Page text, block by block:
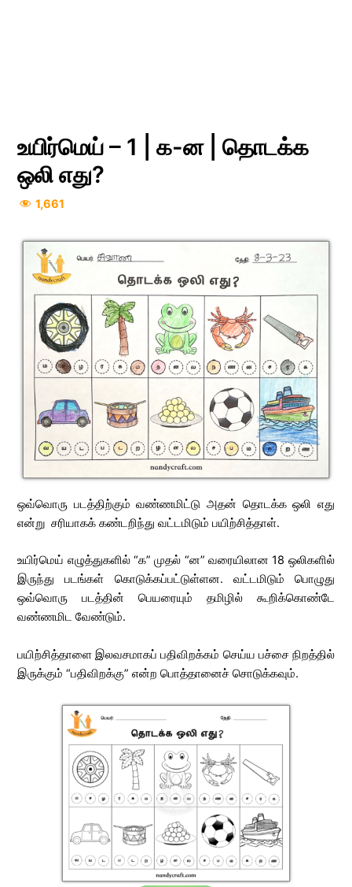
உயிர்மெய் – 1 | க-ன | தொடக்க
ஒலி எது?
1,661
ஒவ்வொரு படத்திற்கும் வண்ணமிட்டு அதன் தொடக்க ஒலி எது
என்று சரியாகக் கண்டறிந்து வட்டமிடும் பயிற்சித்தாள்.
உயிர்மெய் எழுத்துகளில் “க” முதல் “ன” வரையிலான 18 ஒலிகளில்
இருந்து படங்கள் கொடுக்கப்பட்டுள்ளன. வட்டமிடும் பொழுது
ஒவ்வொரு படத்தின் பெயரையும் தமிழில் கூறிக்கொண்டே
வண்ணமிட வேண்டும்.
பயிற்சித்தாளை இலவசமாகப் பதிவிறக்கம் செய்ய பச்சை நிறத்தில்
இருக்கும் “பதிவிறக்கு” என்ற பொத்தானைச் சொடுக்கவும்.